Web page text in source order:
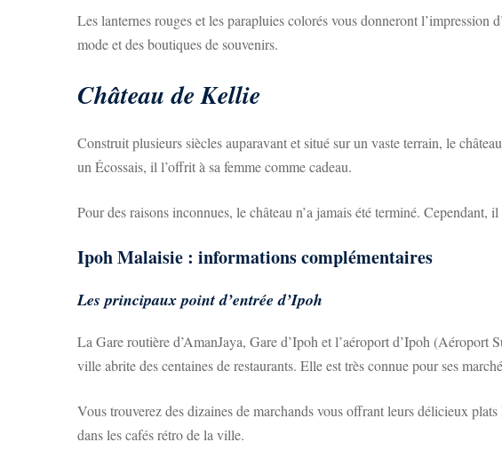
Les lanternes rouges et les parapluies colorés vous donneront
mode et des boutiques de souvenirs.
Château de Kellie
Construit plusieurs siècles auparavant et situé sur un vaste terrain, le
un Écossais, il l’offrit à sa femme comme cadeau.
Pour des raisons inconnues, le château n’a jamais été terminé.
Ipoh Malaisie : informations complémentaires
Les principaux point d’entrée d’Ipoh
La Gare routière d’AmanJaya, Gare d’Ipoh et l’aéroport d’Ipoh
ville abrite des centaines de restaurants. Elle est très connue pour ses
Vous trouverez des dizaines de marchands vous offrant leurs délicieux
dans les cafés rétro de la ville.